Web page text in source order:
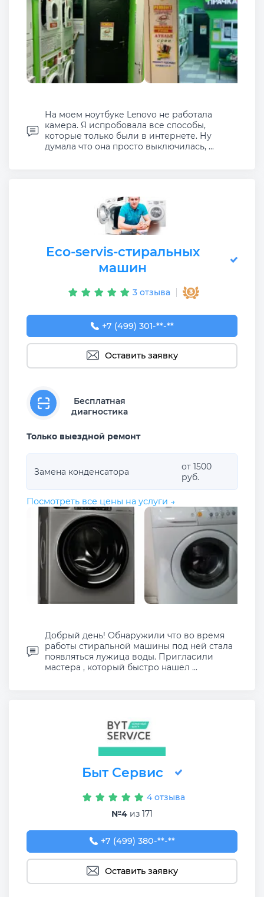
На моем ноутбуке Lenovo не работала
камера. Я испробовала все способы,
которые только были в интернете. Ну
думала что она просто выключилась, ...
Eco-servis-стиральных
машин
3 отзыва
+7 (499) 301-78-70
+7 (499) 301-**-**
Оставить заявку
Бесплатная
диагностика
Только выездной ремонт
Замена конденсатора
от 1500
руб.
Посмотреть все цены на услуги →
Добрый день! Обнаружили что во время
работы стиральной машины под ней стала
появляться лужица воды. Пригласили
мастера , который быстро нашел ...
Быт Сервис
4 отзыва
№4 из 171
+7 (499) 380-63-81
+7 (499) 380-**-**
Оставить заявку